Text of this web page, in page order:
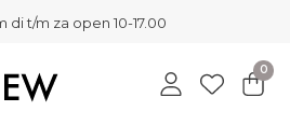
di t/m za open 10-17.00
0